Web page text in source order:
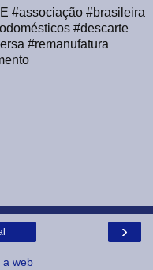
#associação #brasileira
#descarte
#remanufatura
›
a web